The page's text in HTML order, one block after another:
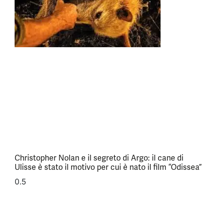
Christopher Nolan e il segreto di Argo: il cane di
Ulisse è stato il motivo per cui è nato il film “Odissea”